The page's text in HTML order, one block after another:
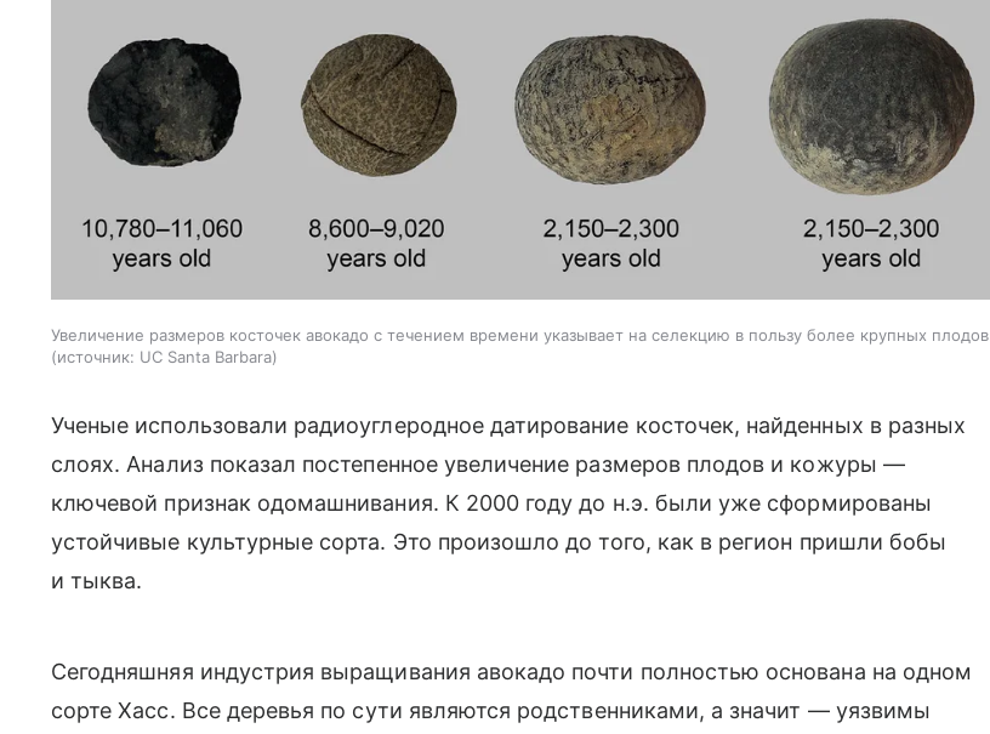
Увеличение размеров косточек авокадо с течением времени указывает на селекцию в пользу более крупных плодов
источник: UC Santa Barbara
Ученые использовали радиоуглеродное датирование косточек, найденных в разных
слоях. Анализ показал постепенное увеличение размеров плодов и кожуры —
ключевой признак одомашнивания. К 2000 году до н.э. были уже сформированы
устойчивые культурные сорта. Это произошло до того, как в регион пришли бобы
и тыква.
Сегодняшняя индустрия выращивания авокадо почти полностью основана на одном
сорте Хасс. Все деревья по сути являются родственниками, а значит — уязвимы